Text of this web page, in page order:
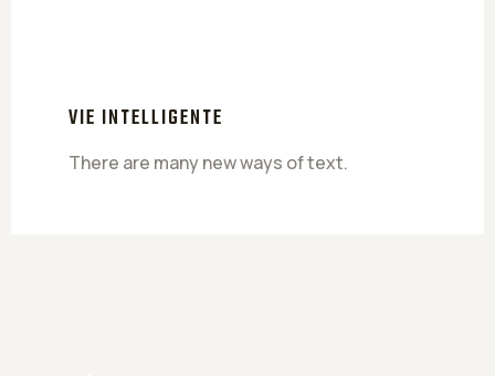
VIE INTELLIGENTE
There are many new ways of text.